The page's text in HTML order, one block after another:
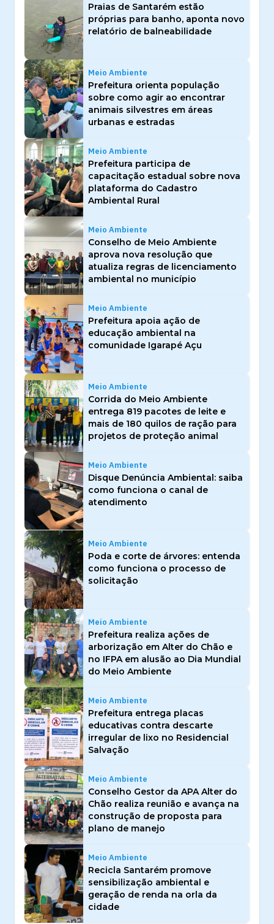
Praias de Santarém estão
próprias para banho, aponta novo
relatório de balneabilidade
Meio Ambiente
Prefeitura orienta população
sobre como agir ao encontrar
animais silvestres em áreas
urbanas e estradas
Meio Ambiente
Prefeitura participa de
capacitação estadual sobre nova
plataforma do Cadastro
Ambiental Rural
Meio Ambiente
Conselho de Meio Ambiente
aprova nova resolução que
atualiza regras de licenciamento
ambiental no município
Meio Ambiente
Prefeitura apoia ação de
educação ambiental na
comunidade Igarapé Açu
Meio Ambiente
Corrida do Meio Ambiente
entrega 819 pacotes de leite e
mais de 180 quilos de ração para
projetos de proteção animal
Meio Ambiente
Disque Denúncia Ambiental: saiba
como funciona o canal de
atendimento
Meio Ambiente
Poda e corte de árvores: entenda
como funciona o processo de
solicitação
Meio Ambiente
Prefeitura realiza ações de
arborização em Alter do Chão e
no IFPA em alusão ao Dia Mundial
do Meio Ambiente
Meio Ambiente
Prefeitura entrega placas
educativas contra descarte
irregular de lixo no Residencial
Salvação
Meio Ambiente
Conselho Gestor da APA Alter do
Chão realiza reunião e avança na
construção de proposta para
plano de manejo
Meio Ambiente
Recicla Santarém promove
sensibilização ambiental e
geração de renda na orla da
cidade